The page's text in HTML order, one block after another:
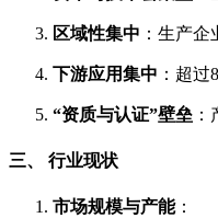
区域性集中 ：生产
下游应用集中 ：超
“资质与认证”壁垒
三、 行业现状
市场规模与产能：